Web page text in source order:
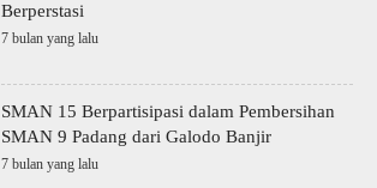
Berperstasi
7 bulan yang lalu
SMAN 15 Berpartisipasi dalam Pembersihan
SMAN 9 Padang dari Galodo Banjir
7 bulan yang lalu